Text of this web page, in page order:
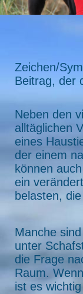
Zeichen/
Beitrag, der
Neben den
alltäglichen
eines
der einem
können
ein
belasten,
Manche
unter
die Frage
Raum.
ist es